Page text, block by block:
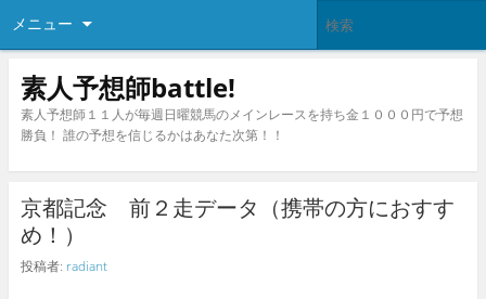
メニュー
素人予想師battle!
素人予想師１１人が毎週日曜競馬のメインレースを持ち金１０００円で予想
勝負！ 誰の予想を信じるかはあなた次第！！
京都記念 前２走データ（携帯の方におすす
め！）
投稿者: radiant